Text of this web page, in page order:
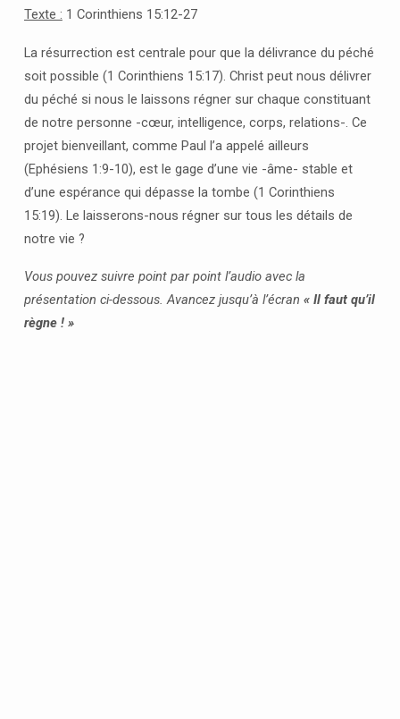
!
Texte : 1 Corinthiens 15:12-27
La résurrection est centrale pour que la délivrance du péché
soit possible (1 Corinthiens 15:17). Christ peut nous délivrer
du péché si nous le laissons régner sur chaque constituant
de notre personne -cœur, intelligence, corps, relations-. Ce
projet bienveillant, comme Paul l’a appelé ailleurs
(Ephésiens 1:9-10), est le gage d’une vie -âme- stable et
d’une espérance qui dépasse la tombe (1 Corinthiens
15:19). Le laisserons-nous régner sur tous les détails de
notre vie ?
Vous pouvez suivre point par point l’audio avec la
présentation ci-dessous. Avancez jusqu’à l’écran « Il faut qu’il
règne ! »